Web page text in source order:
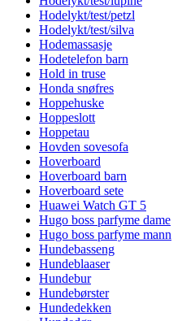
Hodelykt/test/petzl
Hodelykt/test/silva
Hodemassasje
Hodetelefon barn
Hold in truse
Honda snøfres
Hoppehuske
Hoppeslott
Hoppetau
Hovden sovesofa
Hoverboard
Hoverboard barn
Hoverboard sete
Huawei Watch GT 5
Hugo boss parfyme dame
Hugo boss parfyme mann
Hundebasseng
Hundeblaaser
Hundebur
Hundebørster
Hundedekken